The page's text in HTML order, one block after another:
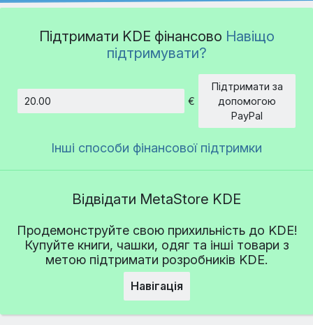
Підтримати KDE фінансово Навіщо
підтримувати?
€
Підтримати за
допомогою
PayPal
Інші способи фінансової підтримки
Відвідати MetaStore KDE
Продемонструйте свою прихильність до KDE!
Купуйте книги, чашки, одяг та інші товари з
метою підтримати розробників KDE.
Навігація